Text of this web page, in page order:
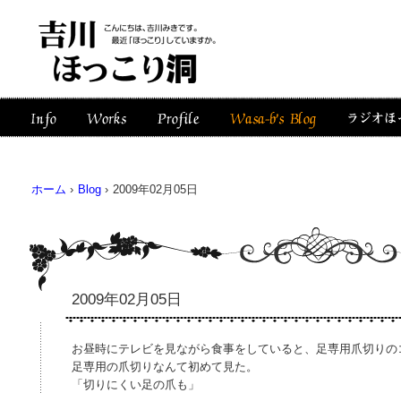
ホーム › Blog › 2009年02月05日
2009年02月05日
お昼時にテレビを見ながら食事をしていると、足専用爪切り
足専用の爪切りなんて初めて見た。
「切りにくい足の爪も」